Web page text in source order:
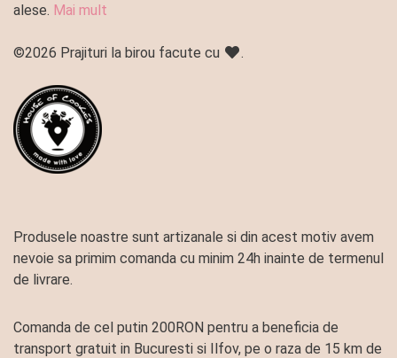
alese. Mai mult
©2026 Prajituri la birou facute cu .
Produsele noastre sunt artizanale si din acest motiv avem
nevoie sa primim comanda cu minim 24h inainte de termenul
de livrare.
Comanda de cel putin 200RON pentru a beneficia de
transport gratuit in Bucuresti si Ilfov, pe o raza de 15 km de